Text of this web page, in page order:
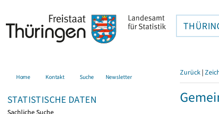
Home Kontakt Suche Newsletter
STATISTISCHE DATEN
Zurück |